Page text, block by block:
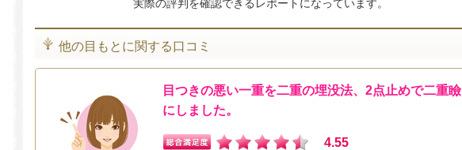
実際の評判を確認できるレポートになっています。
他の目もとに関する口コミ
目つきの悪い一重を二重の埋没法、2点止めで二重瞼
にしました。
4.55